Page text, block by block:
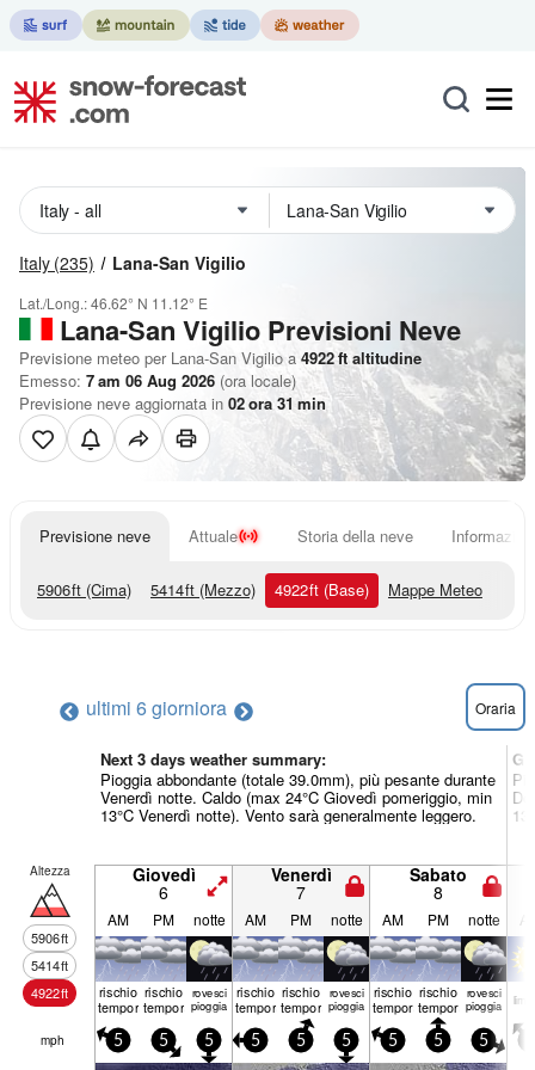
Italy (235) Lana-San Vigilio
Lat./Long.:46.62° N 11.12° E
Lana-San Vigilio Previsioni Neve
Previsione meteo per Lana-San Vigilio a 4922ftaltitudine
Emesso: 7 am 06 Aug 2026 (ora locale)
Previsione neve aggiornata in 02ora31 min
Previsione neve Attuale Storia della neve
5906ft (Cima) 5414ft (Mezzo) 4922ft (Base) Mappe Meteo
ultimi 6 giorniora Oraria
Next 3 days weather summary:
Pioggia abbondante (totale 39.0mm), più pesante durante
Venerdì notte. Caldo (max 24°C Giovedì pomeriggio, min
13°C Venerdì notte). Vento sarà generalmente leggero.
Altezza
5906ft
5414ft
4922ft
Giovedì
6
Venerdì
7
Sabato
8
AM PM notte AM PM notte AM PM notte
rischio
temporale
rischio
temporale
rovesci
pioggia
rischio
temporale
rischio
temporale
rovesci
pioggia
rischio
temporale
rischio
temporale
rovesci
pioggia
mph 5 5 5 5 5 5 5 5 5